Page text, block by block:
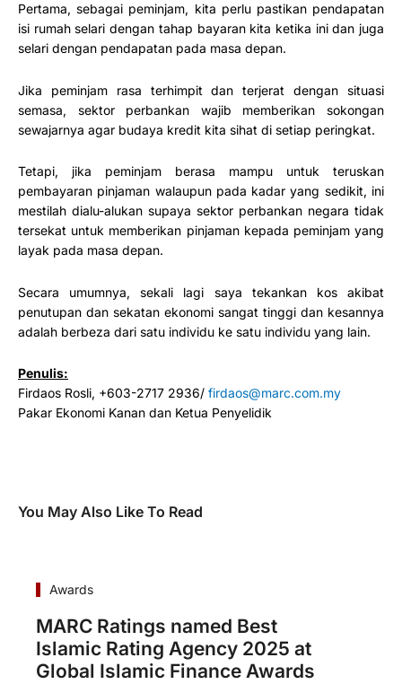
Pertama, sebagai peminjam, kita perlu pastikan pendapatan
isi rumah selari dengan tahap bayaran kita ketika ini dan juga
selari dengan pendapatan pada masa depan.
Jika peminjam rasa terhimpit dan terjerat dengan situasi
semasa, sektor perbankan wajib memberikan sokongan
sewajarnya agar budaya kredit kita sihat di setiap peringkat.
Tetapi, jika peminjam berasa mampu untuk teruskan
pembayaran pinjaman walaupun pada kadar yang sedikit, ini
mestilah dialu-alukan supaya sektor perbankan negara tidak
tersekat untuk memberikan pinjaman kepada peminjam yang
layak pada masa depan.
Secara umumnya, sekali lagi saya tekankan kos akibat
penutupan dan sekatan ekonomi sangat tinggi dan kesannya
adalah berbeza dari satu individu ke satu individu yang lain.
Penulis:
Firdaos Rosli, +603-2717 2936/ firdaos@marc.com.my
Pakar Ekonomi Kanan dan Ketua Penyelidik
You May Also Like To Read
Awards
MARC Ratings named Best
Islamic Rating Agency 2025 at
Global Islamic Finance Awards